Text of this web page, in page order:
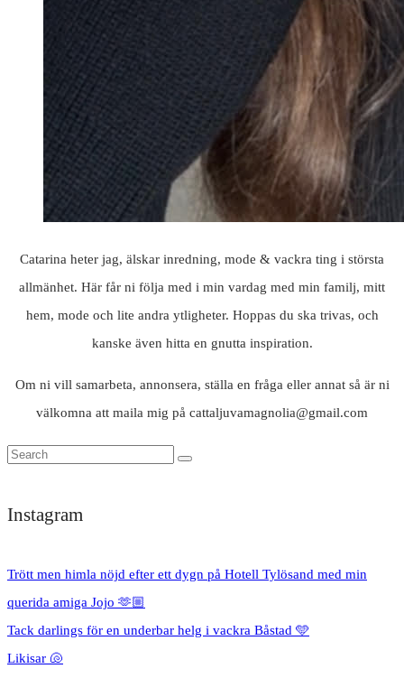
Catarina heter jag, älskar inredning, mode & vackra ting i största
allmänhet. Här får ni följa med i min vardag med min familj, mitt
hem, mode och lite andra ytligheter. Hoppas du ska trivas, och
kanske även hitta en gnutta inspiration.
Om ni vill samarbeta, annonsera, ställa en fråga eller annat så är ni
välkomna att maila mig på cattaljuvamagnolia@gmail.com
Instagram
Trött men himla nöjd efter ett dygn på Hotell Tylösand med min
querida amiga Jojo 🫶🏼
Tack darlings för en underbar helg i vackra Båstad 🩵
Likisar 🐚